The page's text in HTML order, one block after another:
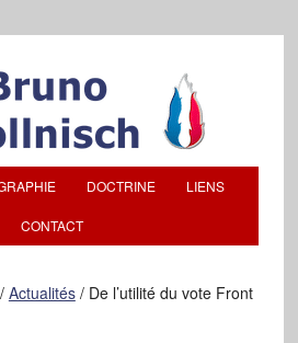
DOCTRINE LIENS
CONTACT
/ Actualités /De l’utilité du vote Front